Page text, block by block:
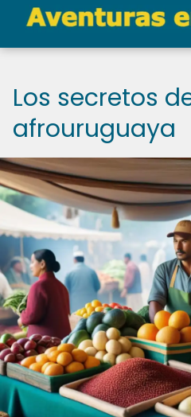
Los secretos
afrouruguaya